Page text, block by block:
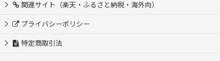
関連サイト（楽天・ふるさと納税・海外向）
プライバシーポリシー
特定商取引法